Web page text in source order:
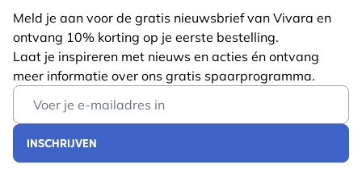
tuinvogelwereld kennen.
Gewicht 0.222 kg
Auteur
Vera de Backker, Rob
Gepubliceerd 2020
Pagina's 32
Lees meer
Meld je aan voor de gratis nieuwsbrief van Vivara en
ontvang 10% korting op je eerste bestelling.
Laat je inspireren met nieuws en acties én ontvang
meer informatie over ons gratis spaarprogramma.
Email Address
INSCHRIJVEN